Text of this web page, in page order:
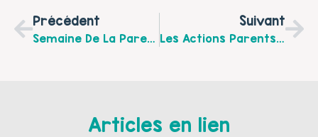
Précédent
Semaine De La Parentalité Du 18 Au 25 Octobre 2017 Découvrez Le Programme Complet !
Suivant
Les Actions Parents-Enfants Sur Le Territoire Des 7 Vallées D’octobre À Décembre 2017
Articles en lien